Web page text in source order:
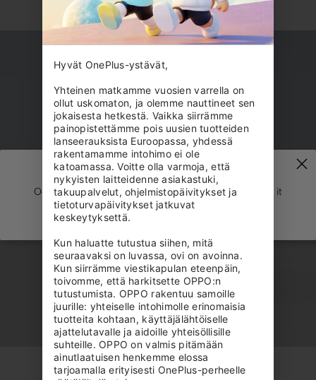
Oops, the spaceship just got lost! We are trying to get it
back to earth.
Hyvät OnePlus-ystävät,
Yhteinen matkamme vuosien varrella on
ollut uskomaton, ja olemme nauttineet sen
jokaisesta hetkestä. Vaikka siirrämme
painopistettämme pois uusien tuotteiden
lanseerauksista Euroopassa, yhdessä
rakentamamme intohimo ei ole
katoamassa. Voitte olla varmoja, että
nykyisten laitteidenne asiakastuki,
takuupalvelut, ohjelmistopäivitykset ja
tietoturvapäivitykset jatkuvat
keskeytyksettä.
Kun haluatte tutustua siihen, mitä
seuraavaksi on luvassa, ovi on avoinna.
Kun siirrämme viestikapulan eteenpäin,
toivomme, että harkitsette OPPO:n
tutustumista. OPPO rakentuu samoille
juurille: yhteiselle intohimolle erinomaisia
tuotteita kohtaan, käyttäjälähtöiselle
ajattelutavalle ja aidoille yhteisöllisille
suhteille. OPPO on valmis pitämään
ainutlaatuisen henkemme elossa
tarjoamalla erityisesti OnePlus-perheelle